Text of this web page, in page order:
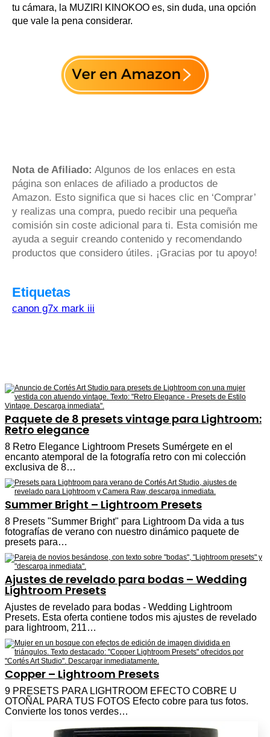
tu cámara, la MUZIRI KINOKOO es, sin duda, una opción
que vale la pena considerar.
Nota de Afiliado: Algunos de los enlaces en esta
página son enlaces de afiliado a productos de
Amazon. Esto significa que si haces clic en ‘Comprar’
y realizas una compra, puedo recibir una pequeña
comisión sin coste adicional para ti. Esta comisión me
ayuda a seguir creando contenido y recomendando
productos que considero útiles. ¡Gracias por tu apoyo!
Etiquetas
canon g7x mark iii
Paquete de 8 presets vintage para Lightroom:
Retro elegance
8 Retro Elegance Lightroom Presets Sumérgete en el
encanto atemporal de la fotografía retro con mi colección
exclusiva de 8…
Summer Bright – Lightroom Presets
8 Presets "Summer Bright" para Lightroom Da vida a tus
fotografías de verano con nuestro dinámico paquete de
presets para…
Ajustes de revelado para bodas – Wedding
Lightroom Presets
Ajustes de revelado para bodas - Wedding Lightroom
Presets. Esta oferta contiene todos mis ajustes de revelado
para lightroom, 211…
Copper – Lightroom Presets
9 PRESETS PARA LIGHTROOM EFECTO COBRE U
OTOÑAL PARA TUS FOTOS Efecto cobre para tus fotos.
Convierte los tonos verdes…